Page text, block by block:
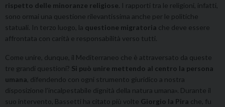
rispetto delle minoranze religiose . I rapporti tra le religioni, infatti,
sono ormai una questione rilevantissima anche per le politiche
statuali. In terzo luogo, la questione migratoria che deve essere
affrontata con carità e responsabilità verso tutti.
Come unire, dunque, il Mediterraneo che è attraversato da queste
tre grandi questioni? Si può unire mettendo al centro la persona
umana , difendendo con ogni strumento giuridico a nostra
disposizione l’incalpestabile dignità della natura umana». Durante il
suo intervento, Bassetti ha citato più volte Giorgio la Pira che, fu